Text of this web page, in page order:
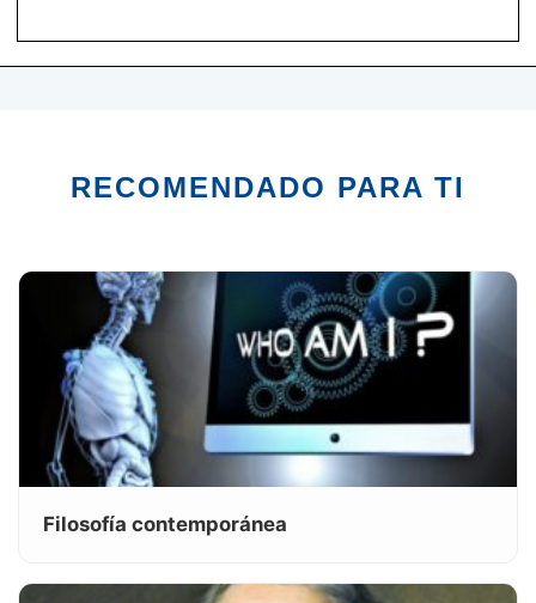
RECOMENDADO PARA TI
Filosofía contemporánea